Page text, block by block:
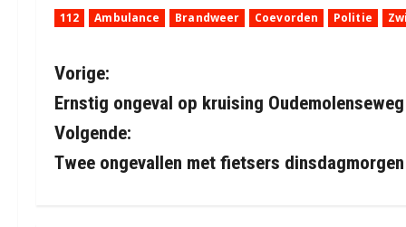
112 Ambulance Brandweer Coevorden Politie
B
e
r
Vorige:
Ernstig ongeval op kruising
Volgende:
Twee ongevallen met fietsers